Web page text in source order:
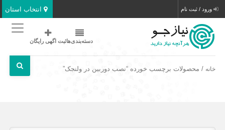
انتخاب استان ورود / ثبت نام
دسته‌بندی‌هاثبت اگهی رایگان
خانه / محصولات برچسب خورده “نصب دوربین در ولنجک”